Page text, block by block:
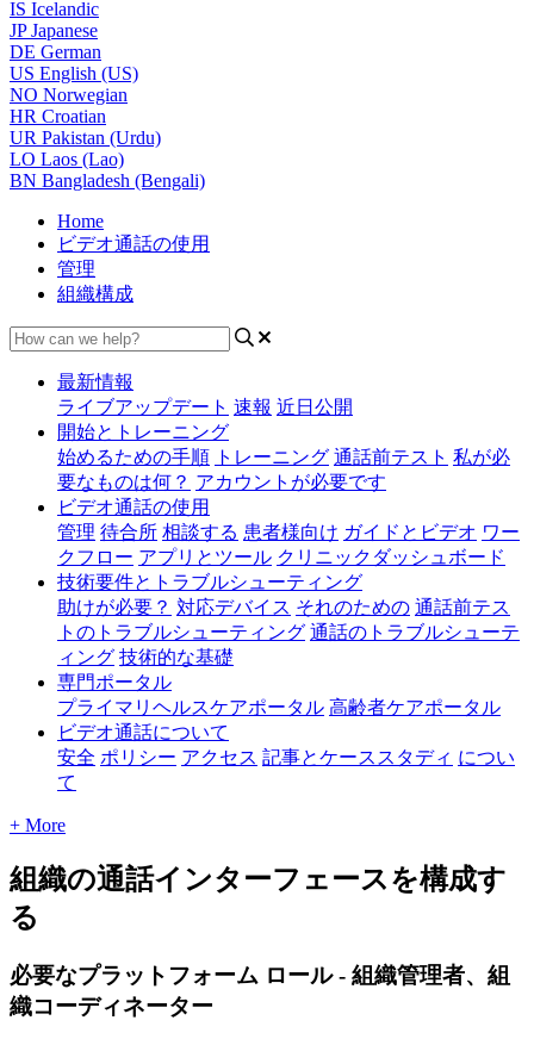
IS Icelandic
JPJapanese
DE German
US English (US)
NO Norwegian
HR Croatian
UR Pakistan (Urdu)
LO Laos (Lao)
BN Bangladesh (Bengali)
Home
ビデオ通話の使用
管理
組織構成
最新情報
ライブアップデート 速報 近日公開
開始とトレーニング
始めるための手順 トレーニング 通話前テスト 私が必
要なものは何？ アカウントが必要です
ビデオ通話の使用
管理 待合所 相談する 患者様向け ガイドとビデオ ワー
クフロー アプリとツール クリニックダッシュボード
技術要件とトラブルシューティング
助けが必要？ 対応デバイス それのための 通話前テス
トのトラブルシューティング 通話のトラブルシューテ
ィング 技術的な基礎
専門ポータル
プライマリヘルスケアポータル 高齢者ケアポータル
ビデオ通話について
安全 ポリシー アクセス 記事とケーススタディ につい
て
+ More
組織の通話インターフェースを構成す
る
必要なプラットフォーム ロール - 組織管理者、組
織コーディネーター